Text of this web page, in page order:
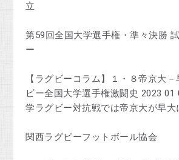
立
第59回全国大学選手権・準々決勝
ー
【ラグビーコラム】１・８帝京大
ビー全国大学選手権激闘史 2023 01
学ラグビー対抗戦では帝京大が早大
関西ラグビーフットボール協会